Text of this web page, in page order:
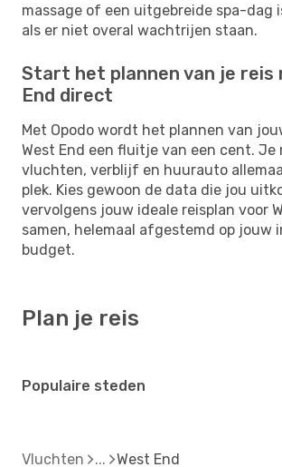
massage of een uitgebreide spa-dag
als er niet overal wachtrijen staan.
Start het plannen van je reis
End direct
Met Opodo wordt het plannen van
West End een fluitje van een cent. Je
vluchten, verblijf en huurauto
plek. Kies gewoon de data die jou
vervolgens jouw ideale reisplan voor
samen, helemaal afgestemd op jouw
budget.
Plan je reis
Populaire steden
Vluchten West End